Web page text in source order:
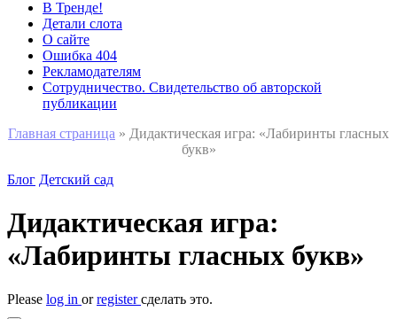
В Тренде!
Детали слота
О сайте
Ошибка 404
Рекламодателям
Сотрудничество. Свидетельство об авторской
публикации
Главная страница » Дидактическая игра: «Лабиринты гласных
букв»
Блог Детский сад
Дидактическая игра:
«Лабиринты гласных букв»
Please log in orregisterсделать это.